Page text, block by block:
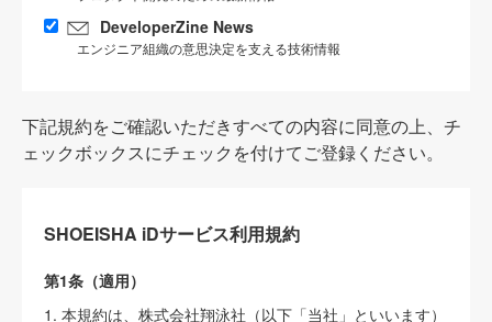
DeveloperZine News
エンジニア組織の意思決定を支える技術情報
下記規約をご確認いただきすべての内容に同意の上、チ
ェックボックスにチェックを付けてご登録ください。
SHOEISHA iDサービス利用規約
第1条（適用）
1. 本規約は、株式会社翔泳社（以下「当社」といいます）